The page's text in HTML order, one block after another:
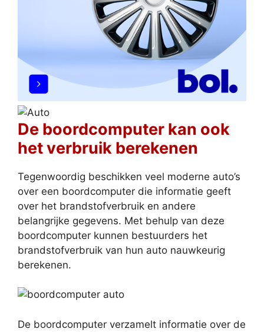
De boordcomputer kan ook
het verbruik berekenen
Tegenwoordig beschikken veel moderne auto’s
over een boordcomputer die informatie geeft
over het brandstofverbruik en andere
belangrijke gegevens. Met behulp van deze
boordcomputer kunnen bestuurders het
brandstofverbruik van hun auto nauwkeurig
berekenen.
De boordcomputer verzamelt informatie over de